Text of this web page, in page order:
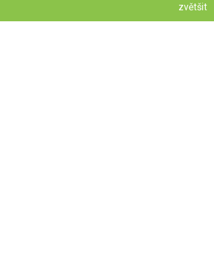
zvětšit